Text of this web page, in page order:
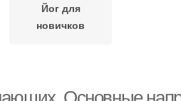
Йог для
новичков